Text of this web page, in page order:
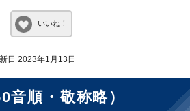
いいね！
日 2023年1月13日
音順・敬称略）